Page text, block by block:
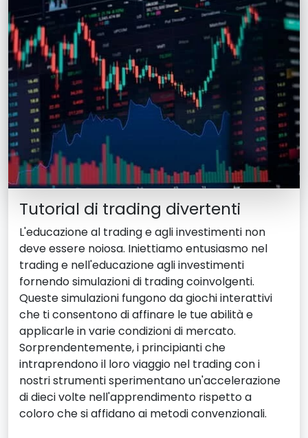
Tutorial di trading divertenti
L'educazione al trading e agli investimenti non
deve essere noiosa. Iniettiamo entusiasmo nel
trading e nell'educazione agli investimenti
fornendo simulazioni di trading coinvolgenti.
Queste simulazioni fungono da giochi interattivi
che ti consentono di affinare le tue abilità e
applicarle in varie condizioni di mercato.
Sorprendentemente, i principianti che
intraprendono il loro viaggio nel trading con i
nostri strumenti sperimentano un'accelerazione
di dieci volte nell'apprendimento rispetto a
coloro che si affidano ai metodi convenzionali.